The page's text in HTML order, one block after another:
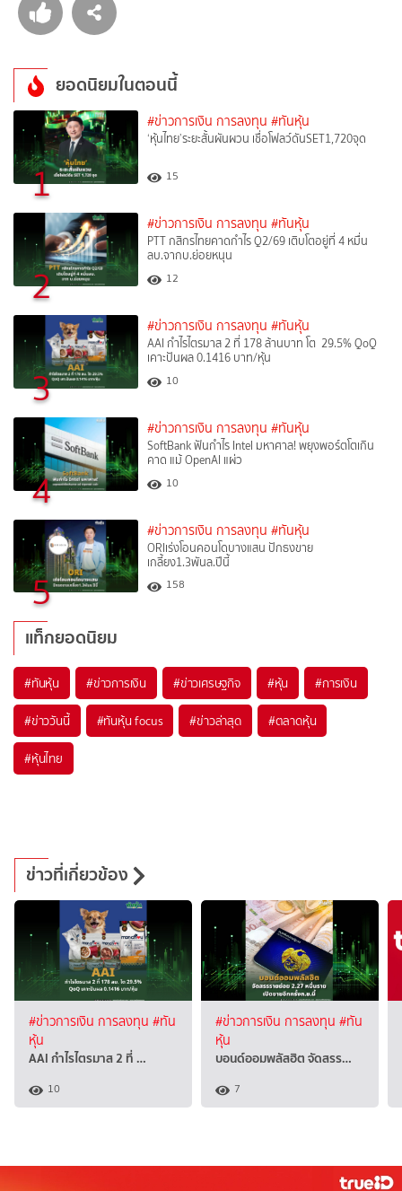
ยอดนิยมในตอนนี้
1
#ข่าวการเงิน การลงทุน #ทันหุ้น
‘หุ้นไทย’ระยะสั้นผันผวน เชื่อโฟลว์ดันSET1,720จุด
15
2
#ข่าวการเงิน การลงทุน #ทันหุ้น
PTT กสิกรไทยคาดกำไร Q2/69 เติบโตอยู่ที่ 4 หมื่น
ลบ.จากบ.ย่อยหนุน
12
3
#ข่าวการเงิน การลงทุน #ทันหุ้น
AAI กำไรไตรมาส 2 ที่ 178 ล้านบาท โต 29.5% QoQ
เคาะปันผล 0.1416 บาท/หุ้น
10
4
#ข่าวการเงิน การลงทุน #ทันหุ้น
SoftBank ฟันกำไร Intel มหาศาล! พยุงพอร์ตโตเกิน
คาด แม้ OpenAI แผ่ว
10
5
#ข่าวการเงิน การลงทุน #ทันหุ้น
ORIเร่งโอนคอนโดบางแสน ปักธงขาย
เกลี้ยง1.3พันล.ปีนี้
158
แท็กยอดนิยม
#ทันหุ้น #ข่าวการเงิน #ข่าวเศรษฐกิจ #หุ้น #การเงิน
#ข่าววันนี้ #ทันหุ้น focus #ข่าวล่าสุด #ตลาดหุ้น
#หุ้นไทย
ข่าวที่เกี่ยวข้อง
#ข่าวการเงิน การลงทุน #ทัน
หุ้น
AAI กำไรไตรมาส 2 ที่ …
10
#ข่าวการเงิน การลงทุน #ทัน
หุ้น
บอนด์ออมพลัสฮิต จัดสรร…
7